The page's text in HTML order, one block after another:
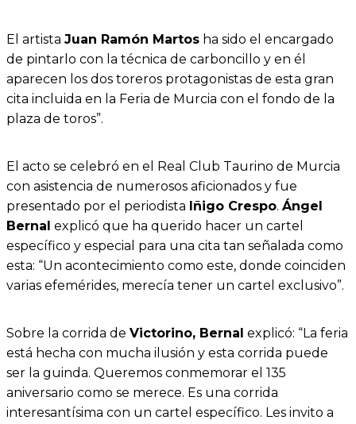
El artista Juan Ramón Martos ha sido el encargado
de pintarlo con la técnica de carboncillo y en él
aparecen los dos toreros protagonistas de esta gran
cita incluida en la Feria de Murcia con el fondo de la
plaza de toros”.
El acto se celebró en el Real Club Taurino de Murcia
con asistencia de numerosos aficionados y fue
presentado por el periodista Iñigo Crespo. Ángel
Bernal explicó que ha querido hacer un cartel
específico y especial para una cita tan señalada como
esta: “Un acontecimiento como este, donde coinciden
varias efemérides, merecía tener un cartel exclusivo”.
Sobre la corrida de Victorino, Bernal explicó: “La feria
está hecha con mucha ilusión y esta corrida puede
ser la guinda. Queremos conmemorar el 135
aniversario como se merece. Es una corrida
interesantísima con un cartel específico. Les invito a